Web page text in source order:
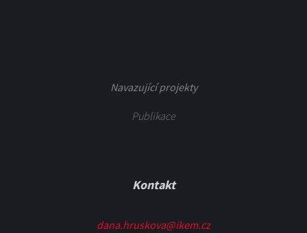
Navazující projekty
Publikace
Kontakt
dana.hruskova@ikem.cz